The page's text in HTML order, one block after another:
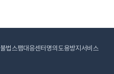
불법스팸대응센터 명의도용방지서비스